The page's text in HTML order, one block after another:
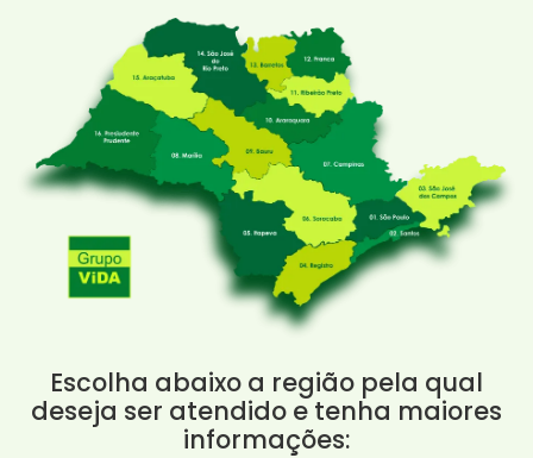
Escolha abaixo a região pela qual
deseja ser atendido e tenha maiores
informações: